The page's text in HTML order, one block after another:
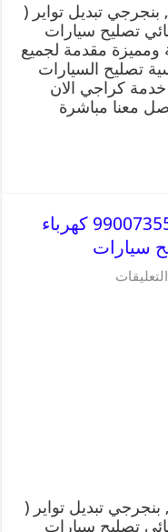
تبديل تواير (
تصليح سيارات
ومميزة مقدمة لجميع
تصليح السيارات
كراجي الان
معنا مباشرة
بنشر متنقل | كراج السالمية 99007355 كهرباء
سيارات
التعليقات
تبديل تواير (
تصليح سيارات